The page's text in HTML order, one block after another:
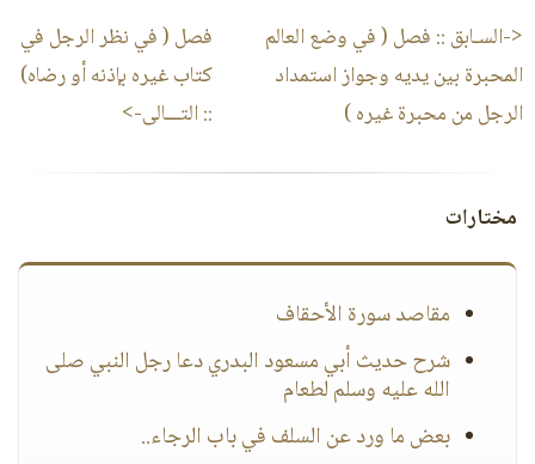
<-السـابق :: فصل ( في وضع العالم
المحبرة بين يديه وجواز استمداد
الرجل من محبرة غيره )
فصل ( في نظر الرجل في
كتاب غيره بإذنه أو رضاه)
:: التـــالى->
مختارات
مقاصد سورة الأحقاف
شرح حديث أبي مسعود البدري دعا رجل النبي صلى
الله عليه وسلم لطعام
بعض ما ورد عن السلف في باب الرجاء..